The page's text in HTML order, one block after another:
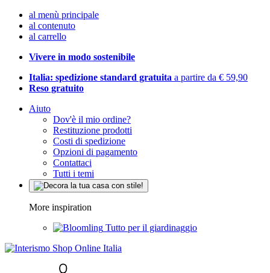
al menù principale
al contenuto
al carrello
Vivere in modo sostenibile
Italia: spedizione standard gratuita a partire da € 59,90
Reso gratuito
Aiuto
Dov'è il mio ordine?
Restituzione prodotti
Costi di spedizione
Opzioni di pagamento
Contattaci
Tutti i temi
More inspiration
Tutto per il giardinaggio